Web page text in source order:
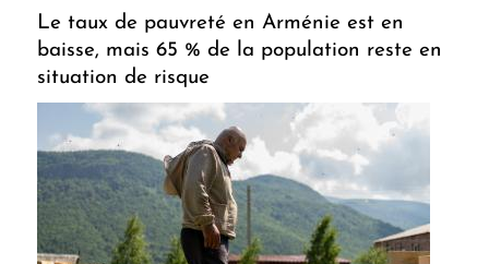
Le taux de pauvreté en Arménie est en
baisse, mais 65 % de la population reste en
situation de risque